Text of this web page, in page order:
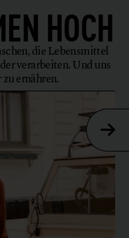
HOCH
die Lebensmittel
verarbeiten. Und uns
ernähren.